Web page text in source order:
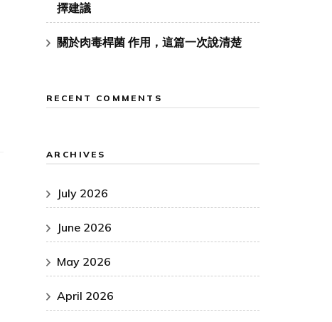
擇建議
關於肉毒桿菌 作用，這篇一次說清楚
RECENT COMMENTS
ARCHIVES
July 2026
June 2026
May 2026
April 2026